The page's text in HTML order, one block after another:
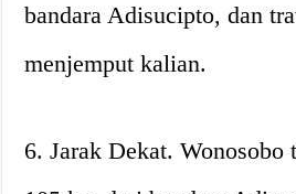
bandara Adisucipto, dan
menjemput kalian.
6. Jarak Dekat. Wonosobo